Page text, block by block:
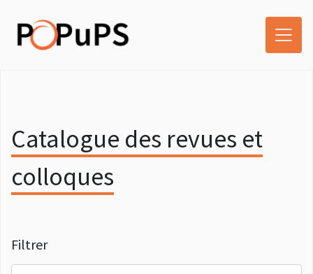
Catalogue des revues et
colloques
Filtrer